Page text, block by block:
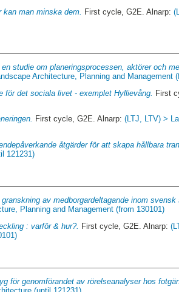
man minska dem. First cycle, G2E. Alnarp:
studie om planeringsprocessen, aktörer och
Architecture, Planning and Management
för det sociala livet - exemplet Hyllievång.
First
First cycle, G2E. Alnarp:(LTJ, LTV) >
åtgärder för att skapa hållbara
121231)
av medborgardeltagande inom svensk
Planning and Management (from 130101)
: varför & hur?. First cycle, G2E. Alnarp:
för genomförandet av rörelseanalyser hos